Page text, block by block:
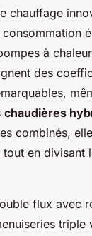
chauffage
à
des
chaudières
combinés,
en divisant
flux avec
triple